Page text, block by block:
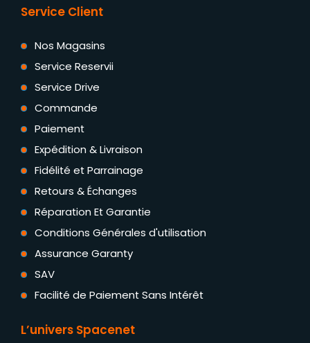
Service Client
Nos Magasins
Service Reservii
Service Drive
Commande
Paiement
Expédition & Livraison
Fidélité et Parrainage
Retours & Échanges
Réparation Et Garantie
Conditions Générales d'utilisation
Assurance Garanty
SAV
Facilité de Paiement Sans Intérêt
L’univers Spacenet